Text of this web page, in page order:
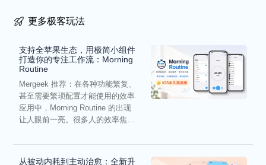
更多极客玩法
支持全苹果生态，用极简小组件
打造你的专注工作流：Morning
Routine
Mergeek 推荐：在各种功能繁复、
甚至需要繁琐配置才能使用的效率
应用中，Morning Routine 的出现
让人眼前一亮。很多人的效率焦
从被动内耗到主动治愈：全新升